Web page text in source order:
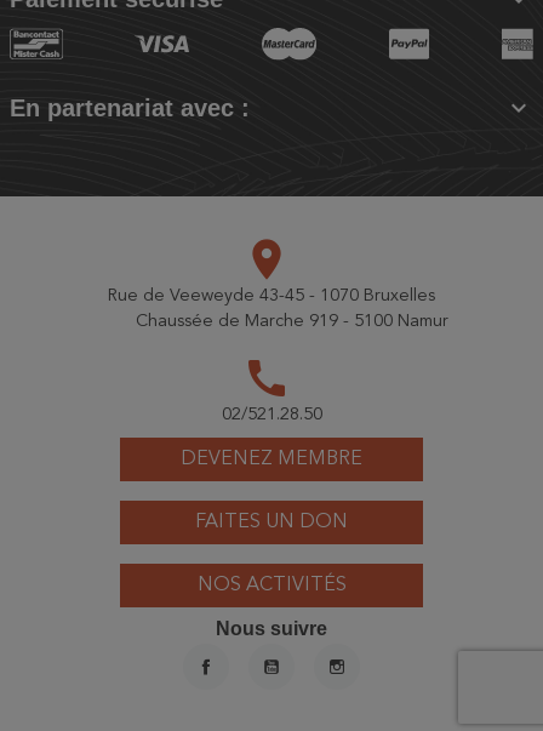
En partenariat avec : 
DEVENEZ MEMBRE
FAITES UN DON
NOS ACTIVITÉS
place
Rue de Veeweyde 43-45 - 1070 Bruxelles
Chaussée de Marche 919 - 5100 Namur
call
02/521.28.50
Nous suivre